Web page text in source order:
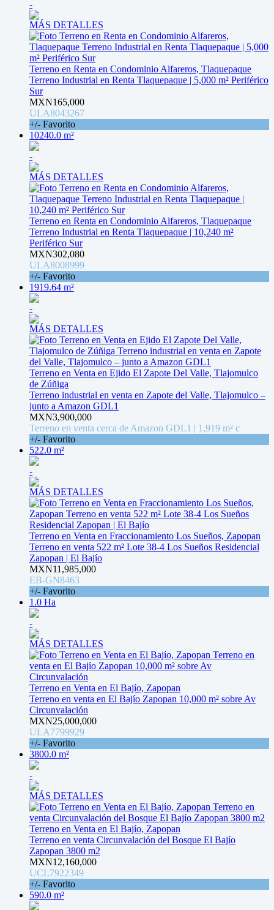
-
MÁS DETALLES
Terreno en Renta en Condominio Alfareros, Tlaquepaque
Terreno Industrial en Renta Tlaquepaque | 5,000 m² Periférico
Sur
MXN165,000
ULA8043267
+/- Favorito
10240.0 m²
-
MÁS DETALLES
Terreno en Renta en Condominio Alfareros, Tlaquepaque
Terreno Industrial en Renta Tlaquepaque | 10,240 m²
Periférico Sur
MXN302,080
ULA8008999
+/- Favorito
1919.64 m²
-
MÁS DETALLES
Terreno en Venta en Ejido El Zapote Del Valle, Tlajomulco
de Zúñiga
Terreno industrial en venta en Zapote del Valle, Tlajomulco –
junto a Amazon GDL1
MXN3,900,000
Terreno en venta cerca de Amazon GDL1 | 1,919 m² c
+/- Favorito
522.0 m²
-
MÁS DETALLES
Terreno en Venta en Fraccionamiento Los Sueños, Zapopan
Terreno en venta 522 m² Lote 38-4 Los Sueños Residencial
Zapopan | El Bajío
MXN11,985,000
EB-GN8463
+/- Favorito
1.0 Ha
-
MÁS DETALLES
Terreno en Venta en El Bajío, Zapopan
Terreno en venta en El Bajío Zapopan 10,000 m² sobre Av
Circunvalación
MXN25,000,000
ULA7799929
+/- Favorito
3800.0 m²
-
MÁS DETALLES
Terreno en Venta en El Bajío, Zapopan
Terreno en venta Circunvalación del Bosque El Bajío
Zapopan 3800 m2
MXN12,160,000
UCL7922349
+/- Favorito
590.0 m²